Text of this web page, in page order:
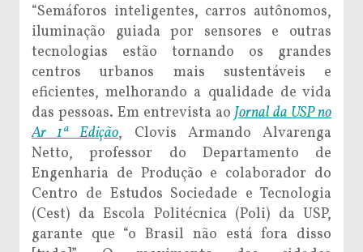
“Semáforos inteligentes, carros autônomos,
iluminação guiada por sensores e outras
tecnologias estão tornando os grandes
centros urbanos mais sustentáveis e
eficientes, melhorando a qualidade de vida
das pessoas. Em entrevista aoJornal da USP no
Ar 1ª Edição, Clovis Armando Alvarenga
Netto, professor do Departamento de
Engenharia de Produção e colaborador do
Centro de Estudos Sociedade e Tecnologia
(Cest) da Escola Politécnica (Poli) da USP,
garante que “o Brasil não está fora disso